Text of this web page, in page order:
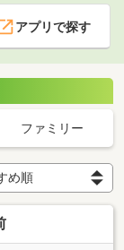
アプリで探す
ファミリー